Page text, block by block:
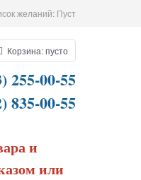
желаний: Пуст
Корзина:пусто
255-00-55
835-00-55
и
или